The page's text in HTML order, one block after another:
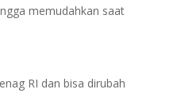
memudahkan saat
RI dan bisa dirubah